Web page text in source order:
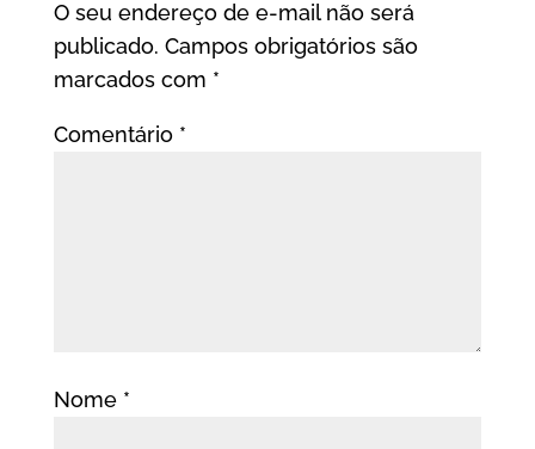
O seu endereço de e-mail não será
publicado. Campos obrigatórios são
marcados com *
Comentário *
Nome *